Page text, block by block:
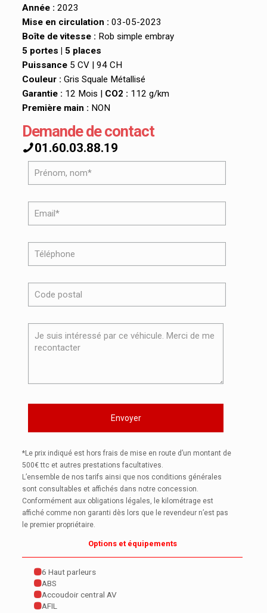
Année : 2023
Mise en circulation : 03-05-2023
Boîte de vitesse : Rob simple embray
5 portes | 5 places
Puissance 5 CV | 94 CH
Couleur : Gris Squale Métallisé
Garantie : 12 Mois | CO2 : 112 g/km
Première main : NON
Demande de contact
01.60.03.88.19
*Le prix indiqué est hors frais de mise en route d’un montant de
500€ ttc et autres prestations facultatives.
L’ensemble de nos tarifs ainsi que nos conditions générales
sont consultables et affichés dans notre concession.
Conformément aux obligations légales, le kilométrage est
affiché comme non garanti dès lors que le revendeur n’est pas
le premier propriétaire.
Options et équipements
6 Haut parleurs
ABS
Accoudoir central AV
AFIL